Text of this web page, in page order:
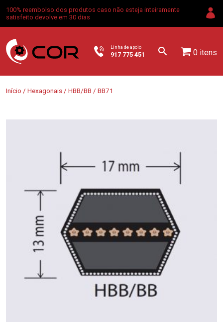
100% reembolso dos produtos caso não esteja inteiramente
satisfeito devolve em 30 dias
Linha de apoio
917 775 451 0 itens
Início / Hexagonais / HBB/BB / BB71